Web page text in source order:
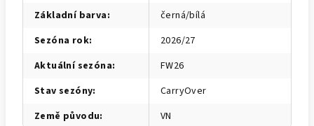
Základní barva:
černá/bílá
Sezóna rok:
2026/27
Aktuální sezóna:
FW26
Stav sezóny:
CarryOver
Země původu: VN